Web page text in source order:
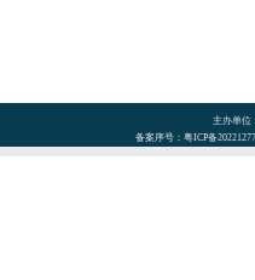
主办单位
备案序号：粤ICP备